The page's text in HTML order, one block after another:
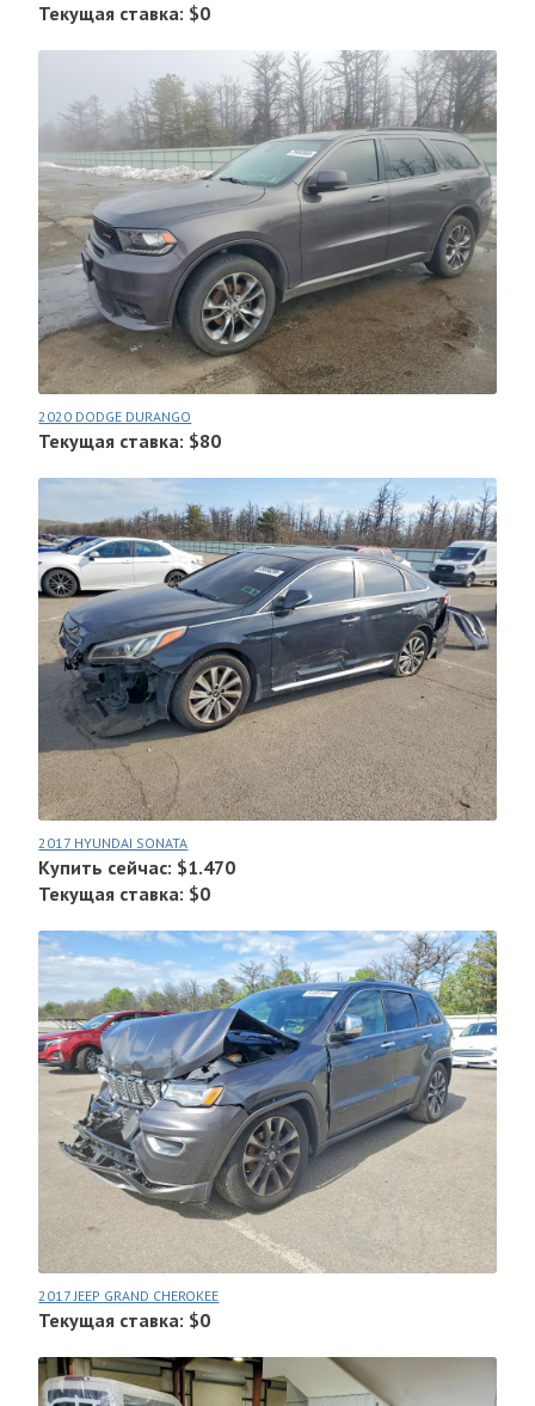
Текущая ставка: $0
2020 DODGE DURANGO
Текущая ставка: $80
2017 HYUNDAI SONATA
Купить сейчас: $1.470
Текущая ставка: $0
2017 JEEP GRAND CHEROKEE
Текущая ставка: $0